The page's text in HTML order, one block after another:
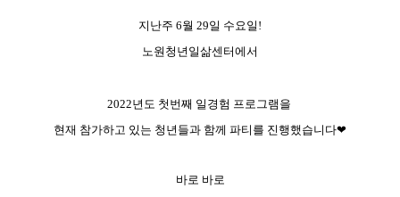
지난주 6월 29일 수요일!
노원청년일삶센터에서
2022년도 첫번째 일경험 프로그램을
현재 참가하고 있는 청년들과 함께 파티를 진행했습니다❤
바로 바로